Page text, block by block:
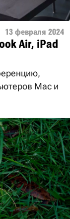
13 февраля 2024
Air, iPad
Mac и